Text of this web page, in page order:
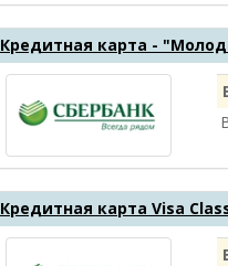
Кредитная карта -
Кредитная карта Visa